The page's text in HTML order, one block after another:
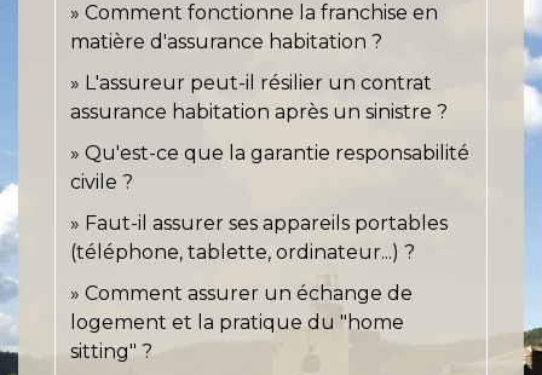
Comment fonctionne la franchise en
matière d'assurance habitation ?
L'assureur peut-il résilier un contrat
assurance habitation après un sinistre ?
Qu'est-ce que la garantie responsabilité
civile ?
Faut-il assurer ses appareils portables
(téléphone, tablette, ordinateur...) ?
Comment assurer un échange de
logement et la pratique du "home
sitting" ?